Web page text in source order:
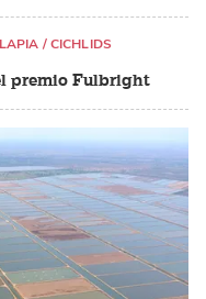
premio Fulbright
/ CICHLIDS